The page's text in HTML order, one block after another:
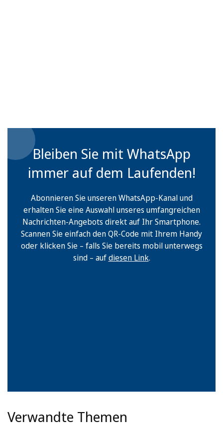
Bleiben Sie mit WhatsApp
immer auf dem Laufenden!
Abonnieren Sie unseren WhatsApp-Kanal und
erhalten Sie eine Auswahl unseres umfangreichen
Nachrichten-Angebots direkt auf Ihr Smartphone.
Scannen Sie einfach den QR-Code mit Ihrem Handy
oder klicken Sie – falls Sie bereits mobil unterwegs
sind – aufdiesen Link.
Verwandte Themen